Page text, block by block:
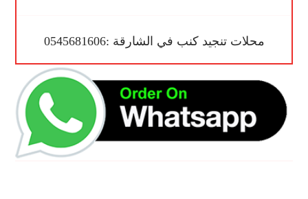
محلات تنجيد كنب في الشارقة :0545681606